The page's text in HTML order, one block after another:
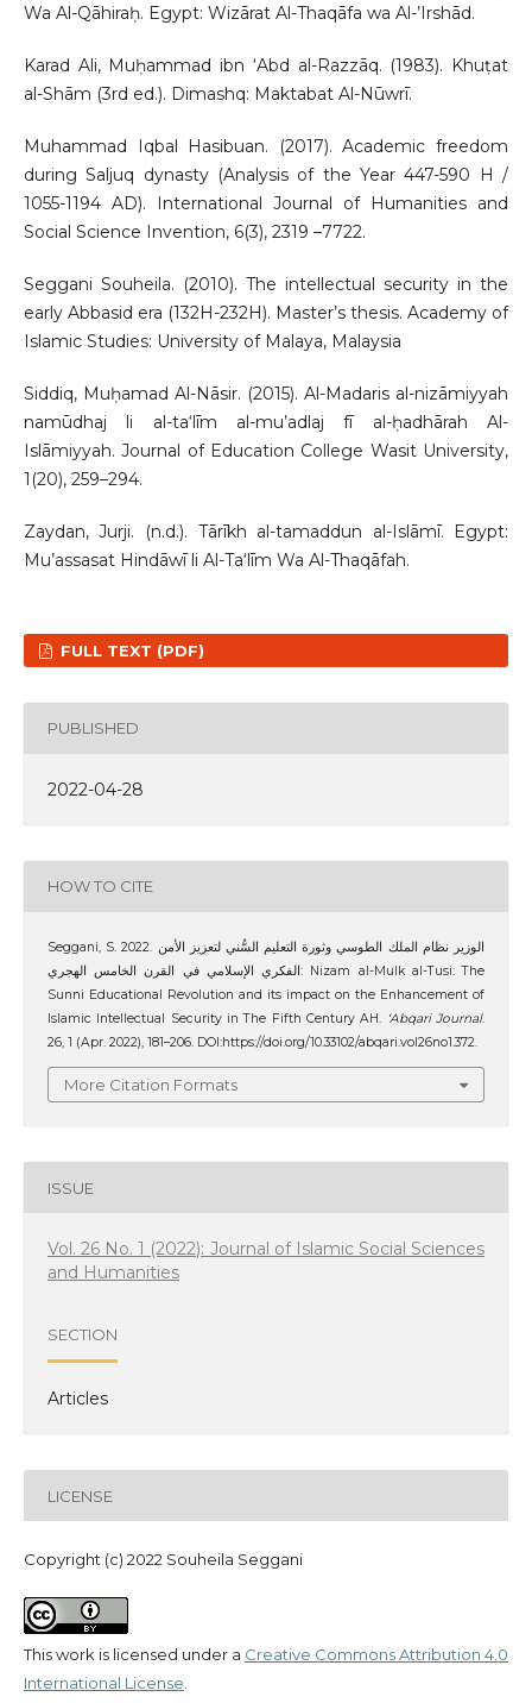
Wa Al-Qāhiraḥ. Egypt: Wizārat Al-Thaqāfa wa Al-’Irshād.
Karad Ali, Muḥammad ibn ‘Abd al-Razzāq. (1983). Khuṭat
al-Shām (3rd ed.). Dimashq: Maktabat Al-Nūwrī.
Muhammad Iqbal Hasibuan. (2017). Academic freedom
during Saljuq dynasty (Analysis of the Year 447-590 H /
1055-1194 AD). International Journal of Humanities and
Social Science Invention, 6(3), 2319 –7722.
Seggani Souheila. (2010). The intellectual security in the
early Abbasid era (132H-232H). Master’s thesis. Academy of
Islamic Studies: University of Malaya, Malaysia
Siddiq, Muḥamad Al-Nāsir. (2015). Al-Madaris al-nizāmiyyah
namūdhaj li al-ta‘līm al-mu’adlaj fī al-ḥadhārah Al-
Islāmiyyah. Journal of Education College Wasit University,
1(20), 259–294.
Zaydan, Jurji. (n.d.). Tārīkh al-tamaddun al-Islāmī. Egypt:
Mu’assasat Hindāwī li Al-Ta‘līm Wa Al-Thaqāfah.
FULL TEXT (PDF)
PUBLISHED
2022-04-28
HOW TO CITE
Seggani, S. 2022. الوزير نظام الملك الطوسي وثورة التعليم السُّني لتعزيز الأمن
الفكري الإسلامي في القرن الخامس الهجري: Nizam al-Mulk al-Tusi: The
Sunni Educational Revolution and its impact on the Enhancement of
Islamic Intellectual Security in The Fifth Century AH. ‘Abqari Journal.
26, 1 (Apr. 2022), 181–206. DOI:https://doi.org/10.33102/abqari.vol26no1.372.
More Citation Formats
ISSUE
Vol. 26 No. 1 (2022): Journal of Islamic Social Sciences
and Humanities
SECTION
Articles
LICENSE
Copyright (c) 2022 Souheila Seggani
This work is licensed under a Creative Commons Attribution 4.0
International License.